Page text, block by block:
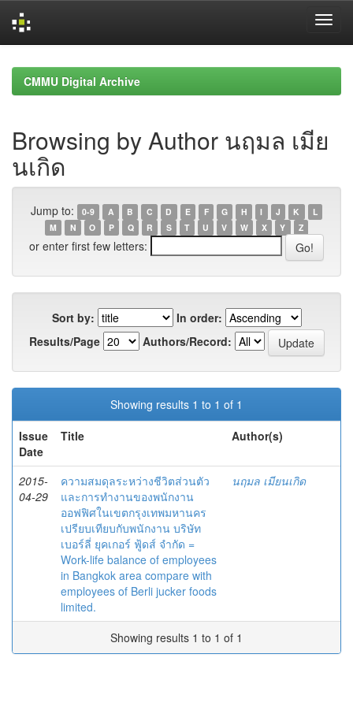
navigationCMMU Digital Archive
Browsing by Author นฤมล เมีย
นเกิด
Jump to: 0-9 A B C D E F G H I J K
L
M
N O P Q R S T U V W X Y Z
or enter first few letters:
Sort by:
In order:
Results/Page
Authors/Record:
Showing results 1 to 1 of 1
Issue
Date
Title Author(s)
2015-
04-29
ความสมดุลระหว่างชีวิตส่วนตัว
และการทำงานของพนักงาน
ออฟฟิศในเขตกรุงเทพมหานคร
เปรียบเทียบกับพนักงาน บริษัท
เบอร์ลี่ ยุคเกอร์ ฟู้ดส์ จำกัด =
Work-life balance of employees
in Bangkok area compare with
employees of Berli jucker foods
limited.
นฤมล เมียนเกิด
Showing results 1 to 1 of 1